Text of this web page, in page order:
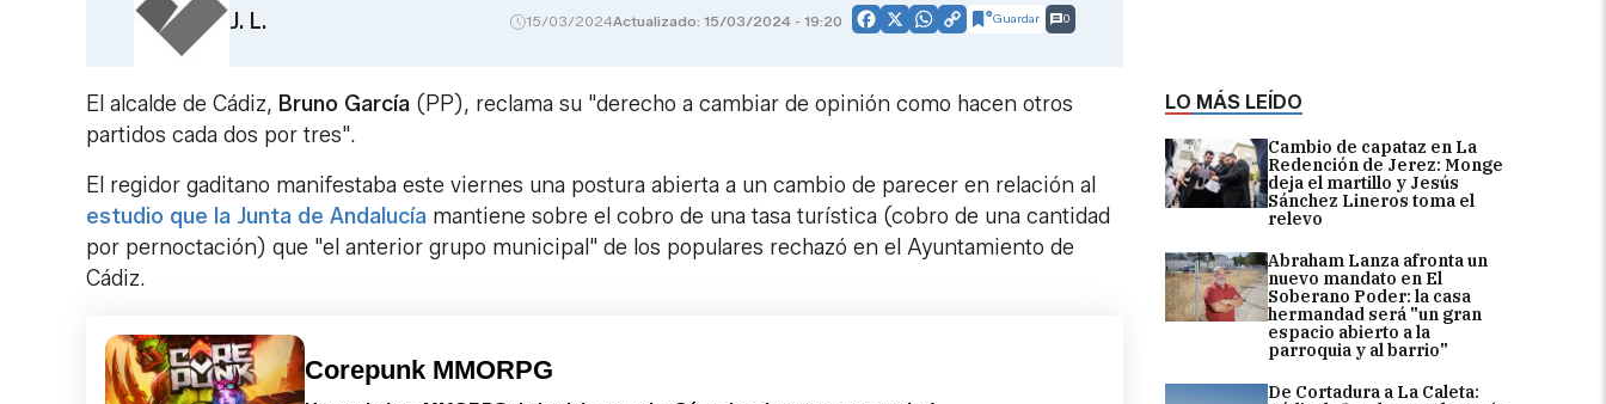
LO MÁS LEÍDO
Cambio de capataz en La
Redención de Jerez: Monge
deja el martillo y Jesús
Sánchez Lineros toma el
relevo
Abraham Lanza afronta un
nuevo mandato en El
Soberano Poder: la casa
hermandad será "un gran
espacio abierto a la
parroquia y al barrio"
De Cortadura a La Caleta:
J. L. 15/03/2024Actualizado: 15/03/2024 - 19:20 Facebook
X WhatsApp
CopyGuardar 0
El alcalde de Cádiz, Bruno García (PP), reclama su "derecho a cambiar de opinión como hacen otros
partidos cada dos por tres".
El regidor gaditano manifestaba este viernes una postura abierta a un cambio de parecer en relación al
estudio que la Junta de Andalucía mantiene sobre el cobro de una tasa turística (cobro de una cantidad
por pernoctación) que "el anterior grupo municipal" de los populares rechazó en el Ayuntamiento de
Cádiz.
Corepunk MMORPG